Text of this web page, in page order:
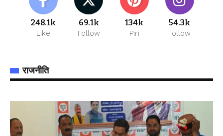
248.1k
Like
69.1k
Follow
134k
Pin
54.3k
Follow
राजनीति